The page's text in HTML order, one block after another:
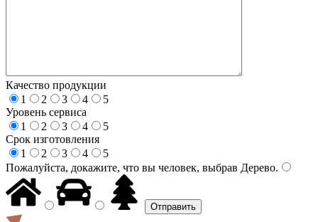
Качество продукции
1
2 3 4
5
Уровень сервиса
1
2 3 4
5
Срок изготовления
1
2 3 4
5
Пожалуйста, докажите, что вы человек, выбрав Дерево.